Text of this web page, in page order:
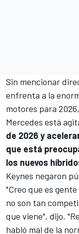
Sin mencionar
enfrenta a la
motores para
Mercedes está
de 2026 y
que está
los nuevos
Keynes negaron
"Creo que es
no son tan
que viene", dijo.
habló mal de la